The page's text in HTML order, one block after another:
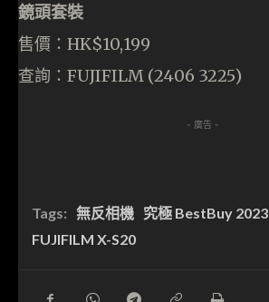
鏡頭套裝
售價：HK$10,199
查詢：FUJIFILM (2406 3225)
- 廣告 -
Tags: 無反相機 究極 BestBuy 2023
FUJIFILM X-S20